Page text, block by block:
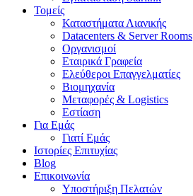
Τομείς
Καταστήματα Λιανικής
Datacenters & Server Rooms
Οργανισμοί
Εταιρικά Γραφεία
Ελεύθεροι Επαγγελματίες
Βιομηχανία
Μεταφορές & Logistics
Εστίαση
Για Εμάς
Γιατί Εμάς
Ιστορίες Επιτυχίας
Blog
Επικοινωνία
Υποστήριξη Πελατών